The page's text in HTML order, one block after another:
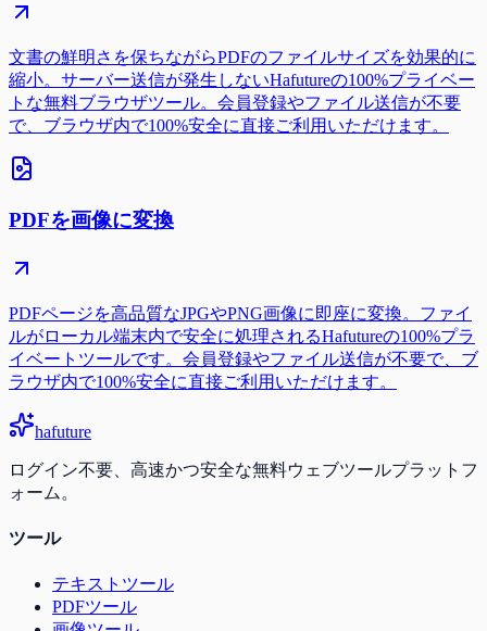
文書の鮮明さを保ちながらPDFのファイルサイズを効果的に
縮小。サーバー送信が発生しないHafutureの100%プライベー
トな無料ブラウザツール。会員登録やファイル送信が不要
で、ブラウザ内で100%安全に直接ご利用いただけます。
PDFを画像に変換
PDFページを高品質なJPGやPNG画像に即座に変換。ファイ
ルがローカル端末内で安全に処理されるHafutureの100%プラ
イベートツールです。会員登録やファイル送信が不要で、ブ
ラウザ内で100%安全に直接ご利用いただけます。
hafuture
ログイン不要、高速かつ安全な無料ウェブツールプラットフ
ォーム。
ツール
テキストツール
PDFツール